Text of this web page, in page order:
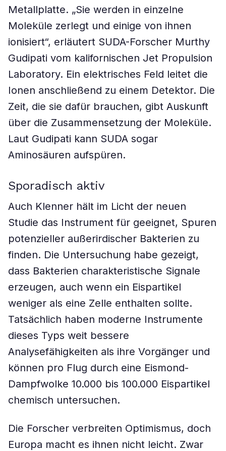
Metallplatte. „Sie werden in einzelne
Moleküle zerlegt und einige von ihnen
ionisiert“, erläutert SUDA-Forscher Murthy
Gudipati vom kalifornischen Jet Propulsion
Laboratory. Ein elektrisches Feld leitet die
Ionen anschließend zu einem Detektor. Die
Zeit, die sie dafür brauchen, gibt Auskunft
über die Zusammensetzung der Moleküle.
Laut Gudipati kann SUDA sogar
Aminosäuren aufspüren.
Sporadisch aktiv
Auch Klenner hält im Licht der neuen
Studie das Instrument für geeignet, Spuren
potenzieller außerirdischer Bakterien zu
finden. Die Untersuchung habe gezeigt,
dass Bakterien charakteristische Signale
erzeugen, auch wenn ein Eispartikel
weniger als eine Zelle enthalten sollte.
Tatsächlich haben moderne Instrumente
dieses Typs weit bessere
Analysefähigkeiten als ihre Vorgänger und
können pro Flug durch eine Eismond-
Dampfwolke 10.000 bis 100.000 Eispartikel
chemisch untersuchen.
Die Forscher verbreiten Optimismus, doch
Europa macht es ihnen nicht leicht. Zwar